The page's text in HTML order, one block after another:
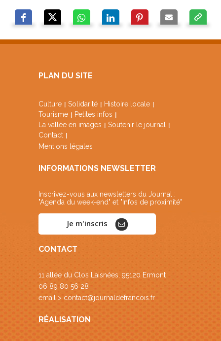
PLAN DU SITE
Culture Solidarité
Histoire locale
Tourisme
Petites infos
La vallée en images
Soutenir le journal
Contact
Mentions légales
INFORMATIONS NEWSLETTER
Inscrivez-vous aux newsletters du Journal :
"Agenda du week-end" et "Infos de proximité"
Je m'inscris
CONTACT
11 allée du Clos Laisnées, 95120 Ermont
06 89 80 56 28
email > contact@journaldefrancois.fr
RÉALISATION